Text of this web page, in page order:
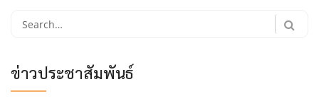
Search
ข่าวประชาสัมพันธ์